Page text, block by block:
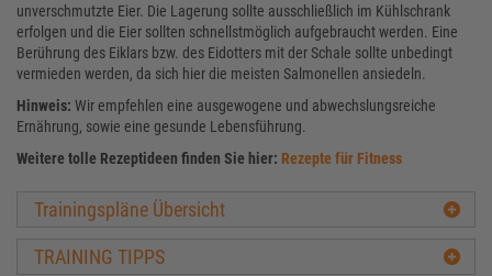
unverschmutzte Eier. Die Lagerung sollte ausschließlich im Kühlschrank
erfolgen und die Eier sollten schnellstmöglich aufgebraucht werden. Eine
Berührung des Eiklars bzw. des Eidotters mit der Schale sollte unbedingt
vermieden werden, da sich hier die meisten Salmonellen ansiedeln.
Hinweis: Wir empfehlen eine ausgewogene und abwechslungsreiche
Ernährung, sowie eine gesunde Lebensführung.
Weitere tolle Rezeptideen finden Sie hier: Rezepte für Fitness
Trainingspläne Übersicht
TRAINING TIPPS